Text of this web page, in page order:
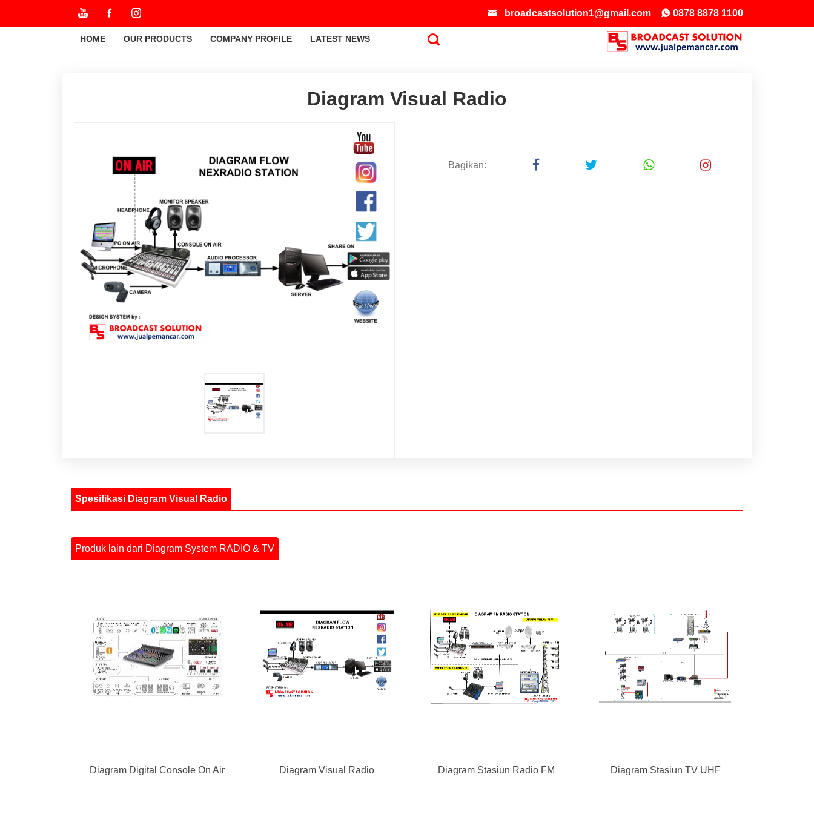
broadcastsolution1@gmail.com 0878 8878 1100
HOME OUR PRODUCTS COMPANY PROFILE LATEST NEWS
Diagram Visual Radio
Bagikan:
Spesifikasi Diagram Visual Radio
Produk lain dari Diagram System RADIO & TV
Diagram Digital Console On Air Diagram Visual Radio Diagram Stasiun Radio FM Diagram Stasiun TV UHF